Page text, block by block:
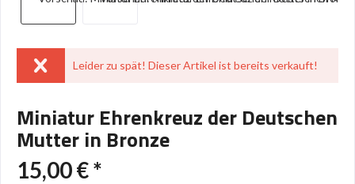
Leider zu spät! Dieser Artikel ist bereits verkauft!
Miniatur Ehrenkreuz der Deutschen
Mutter in Bronze
15,00 € *